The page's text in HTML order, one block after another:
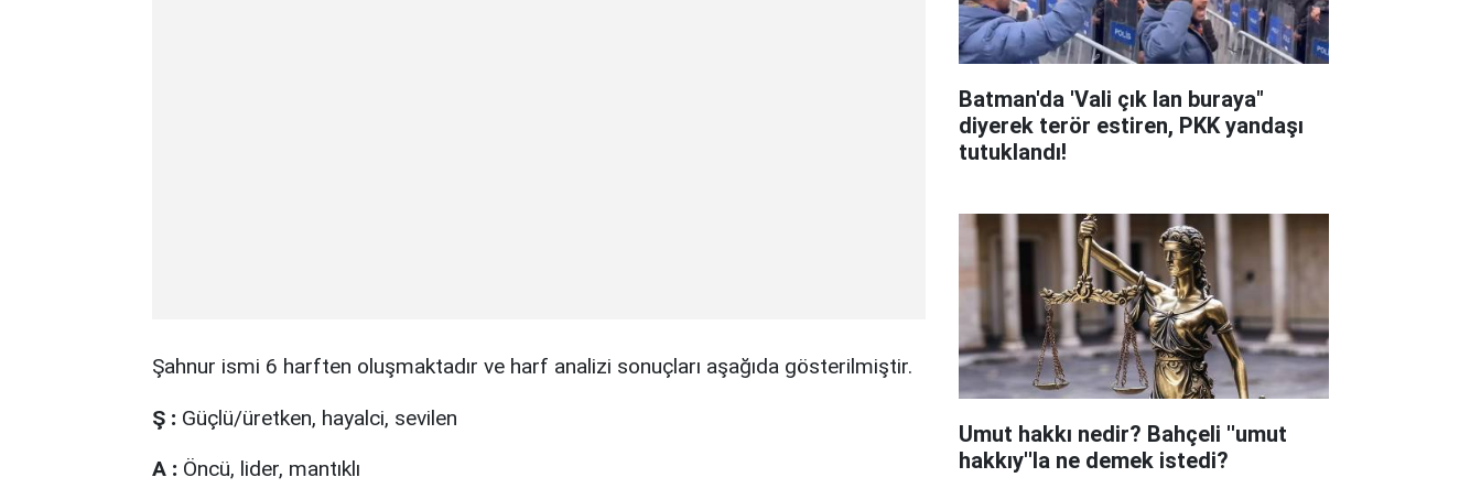
Şahnur ismi 6 harften oluşmaktadır ve harf analizi sonuçları aşağıda gösterilmiştir.
Ş : Güçlü/üretken, hayalci, sevilen
A : Öncü, lider, mantıklı
Batman'da 'Vali çık lan buraya"
diyerek terör estiren, PKK yandaşı
tutuklandı!
Umut hakkı nedir? Bahçeli ''umut
hakkıy''la ne demek istedi?